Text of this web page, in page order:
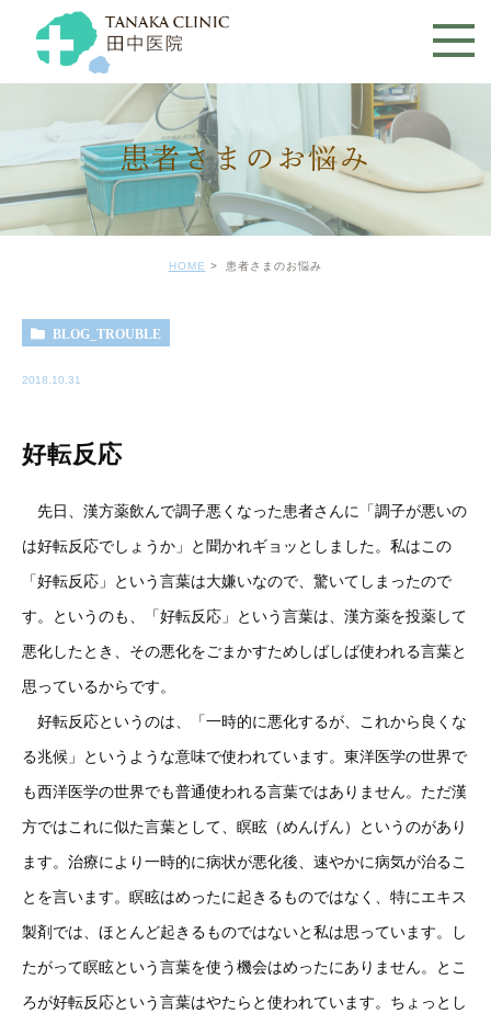
患者さまのお悩み
HOME 患者さまのお悩み
BLOG_TROUBLE
2018.10.31
好転反応
先日、漢方薬飲んで調子悪くなった患者さんに「調子が悪いの
は好転反応でしょうか」と聞かれギョッとしました。私はこの
「好転反応」という言葉は大嫌いなので、驚いてしまったので
す。というのも、「好転反応」という言葉は、漢方薬を投薬して
悪化したとき、その悪化をごまかすためしばしば使われる言葉と
思っているからです。
好転反応というのは、「一時的に悪化するが、これから良くな
る兆候」というような意味で使われています。東洋医学の世界で
も西洋医学の世界でも普通使われる言葉ではありません。ただ漢
方ではこれに似た言葉として、瞑眩（めんげん）というのがあり
ます。治療により一時的に病状が悪化後、速やかに病気が治るこ
とを言います。瞑眩はめったに起きるものではなく、特にエキス
製剤では、ほとんど起きるものではないと私は思っています。し
たがって瞑眩という言葉を使う機会はめったにありません。とこ
ろが好転反応という言葉はやたらと使われています。ちょっとし